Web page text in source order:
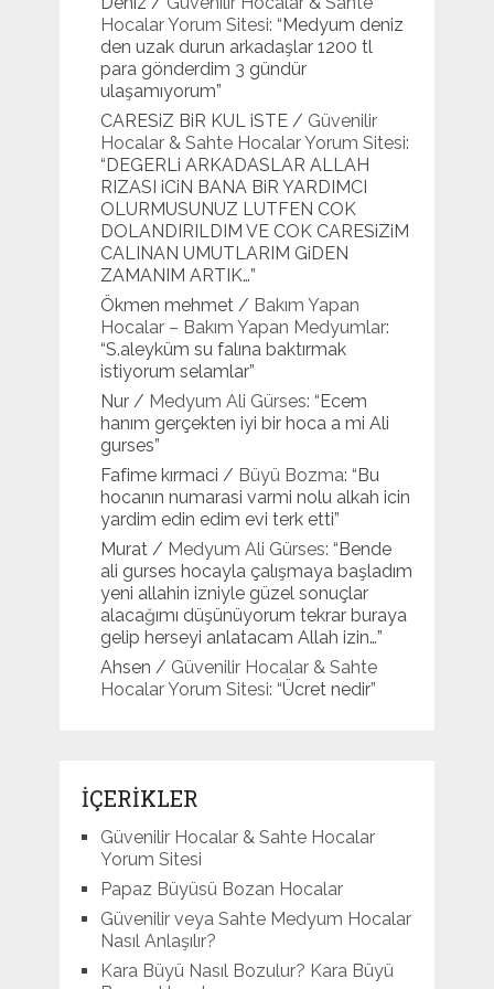
Hocalar Yorum Sitesi: “ Medyum deniz
den uzak durun arkadaşlar 1200 tl
para gönderdim 3 gündür
ulaşamıyorum”
CARESiZ BiR KUL iSTE/ Güvenilir
Hocalar & Sahte Hocalar Yorum Sitesi:
“ DEGERLi ARKADASLAR ALLAH
RIZASI iCiN BANA BiR YARDIMCI
OLURMUSUNUZ LUTFEN COK
DOLANDIRILDIM VE COK CARESiZiM
CALINAN UMUTLARIM GiDEN
ZAMANIM ARTIK…”
Ökmen mehmet/ Bakım Yapan
Hocalar – Bakım Yapan Medyumlar:
“S.aleyküm su falına baktırmak
istiyorum selamlar”
Nur/ Medyum Ali Gürses: “ Ecem
hanım gerçekten iyi bir hoca a mi Ali
gurses”
Fafime kırmaci / Büyü Bozma: “ Bu
hocanın numarasi varmi nolu alkah icin
yardim edin edim evi terk etti”
Murat/ Medyum Ali Gürses: “ Bende
ali gurses hocayla çalışmaya başladım
yeni allahin izniyle güzel sonuçlar
alacağımı düşünüyorum tekrar buraya
gelip herseyi anlatacam Allah izin…”
Ahsen / Güvenilir Hocalar & Sahte
Hocalar Yorum Sitesi: “Ücret nedir”
İÇERİKLER
Güvenilir Hocalar & Sahte Hocalar
Yorum Sitesi
Papaz Büyüsü Bozan Hocalar
Güvenilir veya Sahte Medyum Hocalar
Nasıl Anlaşılır?
Kara Büyü Nasıl Bozulur? Kara Büyü